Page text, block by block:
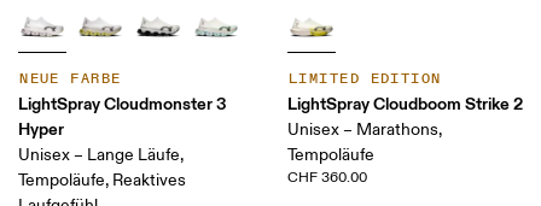
NEUE FARBE
LightSpray Cloudmonster 3
Hyper
Unisex – Lange Läufe,
Tempoläufe, Reaktives
LIMITED EDITION
LightSpray Cloudboom Strike 2
Unisex – Marathons,
Tempoläufe
CHF 360.00